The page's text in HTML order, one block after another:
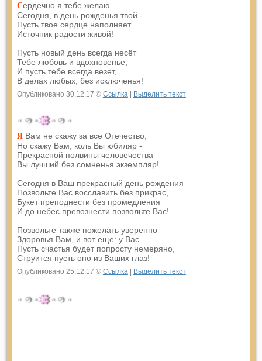
Сердечно я тебе желаю
Сегодня, в день рожденья твой -
Пусть твое сердце наполняет
Источник радости живой!
Пусть новый день всегда несёт
Тебе любовь и вдохновенье,
И пусть тебе всегда везет,
В делах любых, без исключенья!
Опубликовано 30.12.17 © Ссылка| Выделить текст
ЯВам не скажу за все Отечество,
Но скажу Вам, коль Вы юбиляр -
Прекрасной полвины человечества
Вы лучший без сомненья экземпляр!
Сегодня в Ваш прекрасный день рождения
Позвольте Вас восславить без прикрас,
Букет преподнести без промедления
И до небес превознести позвольте Вас!
Позвольте также пожелать уверенно
Здоровья Вам, и вот еще: у Вас
Пусть счастья будет попросту немеряно,
Струится пусть оно из Ваших глаз!
Опубликовано 25.12.17 © Ссылка| Выделить текст